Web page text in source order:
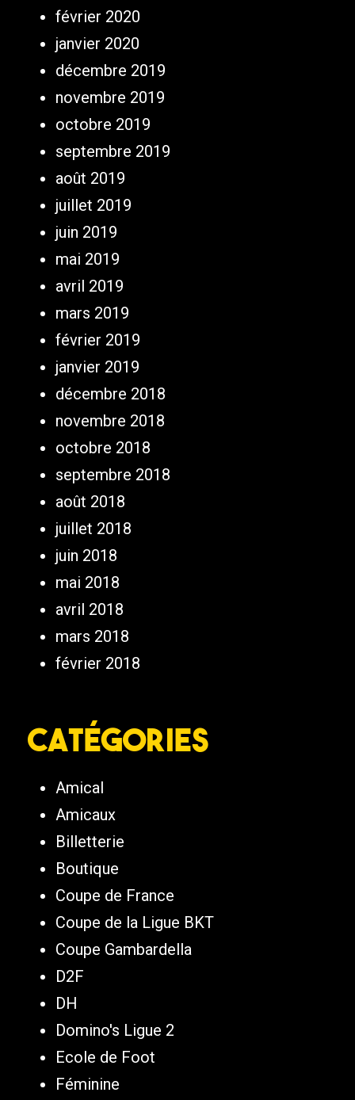
février 2020
janvier 2020
décembre 2019
novembre 2019
octobre 2019
septembre 2019
août 2019
juillet 2019
juin 2019
mai 2019
avril 2019
mars 2019
février 2019
janvier 2019
décembre 2018
novembre 2018
octobre 2018
septembre 2018
août 2018
juillet 2018
juin 2018
mai 2018
avril 2018
mars 2018
février 2018
Catégories
Amical
Amicaux
Billetterie
Boutique
Coupe de France
Coupe de la Ligue BKT
Coupe Gambardella
D2F
DH
Domino's Ligue 2
Ecole de Foot
Féminine